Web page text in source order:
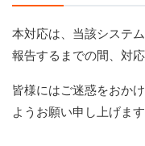
本対応は、当該システ
報告するまでの間、対
皆様にはご迷惑をおか
ようお願い申し上げます